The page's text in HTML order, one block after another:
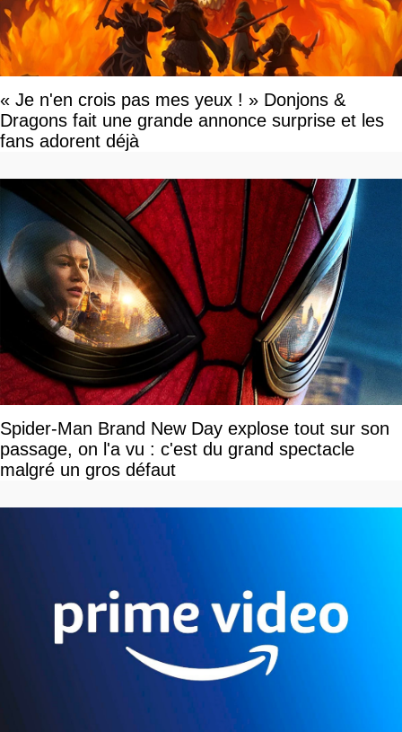
« Je n'en crois pas mes yeux ! » Donjons &
Dragons fait une grande annonce surprise et les
fans adorent déjà
Spider-Man Brand New Day explose tout sur son
passage, on l'a vu : c'est du grand spectacle
malgré un gros défaut